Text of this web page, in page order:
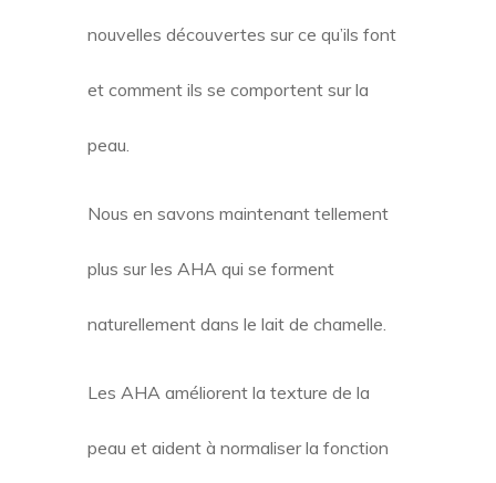
nouvelles découvertes sur ce qu’ils font
et comment ils se comportent sur la
peau.
Nous en savons maintenant tellement
plus sur les AHA qui se forment
naturellement dans le lait de chamelle.
Les AHA améliorent la texture de la
peau et aident à normaliser la fonction